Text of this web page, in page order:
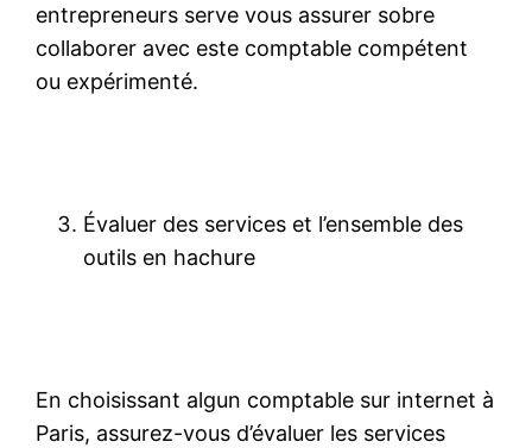
entrepreneurs serve vous assurer sobre
collaborer avec este comptable compétent
ou expérimenté.
Évaluer des services et l’ensemble des
outils en hachure
En choisissant algun comptable sur internet à
Paris, assurez-vous d’évaluer les services